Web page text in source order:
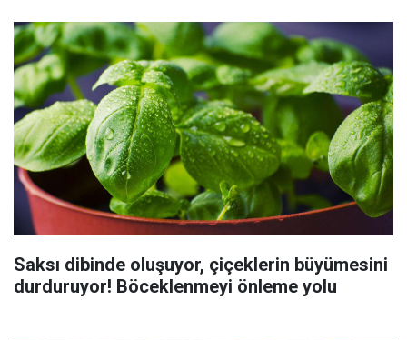
Saksı dibinde oluşuyor, çiçeklerin büyümesini
durduruyor! Böceklenmeyi önleme yolu